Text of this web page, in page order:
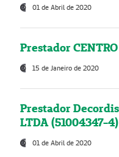
01 de Abril de 2020
Prestador
15 de Janeiro de 2020
Prestador
LTDA (51004347-4)
01 de Abril de 2020